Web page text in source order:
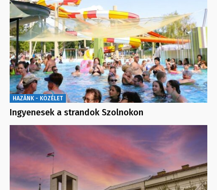
HAZÁNK - KÖZÉLET
Ingyenesek a strandok Szolnokon